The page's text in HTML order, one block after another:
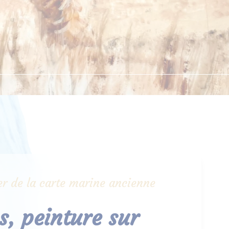
de la carte marine ancienne
peinture sur